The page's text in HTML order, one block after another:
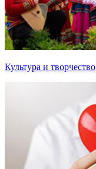
Культура и творчество